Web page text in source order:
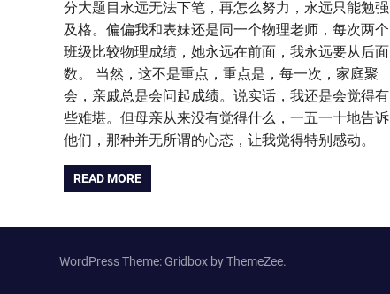
分大题目永远无法下笔，再怎么努力，永远只能勉强
及格。偏偏我和表妹还是同一个物理老师，每次两个
班级比较物理成绩，她永远在前面，我永远要从后面
数。 当然，这不是重点，重点是，每一次，家庭聚
会，亲戚总是会问起成绩。说实话，我还是会觉得有
些难堪。但母亲从来没有觉得什么，一五一十地告诉
他们，那种并无所谓的心态，让我觉得特别感动。
READ MORE
WordPress Theme: Gridbox by ThemeZee.